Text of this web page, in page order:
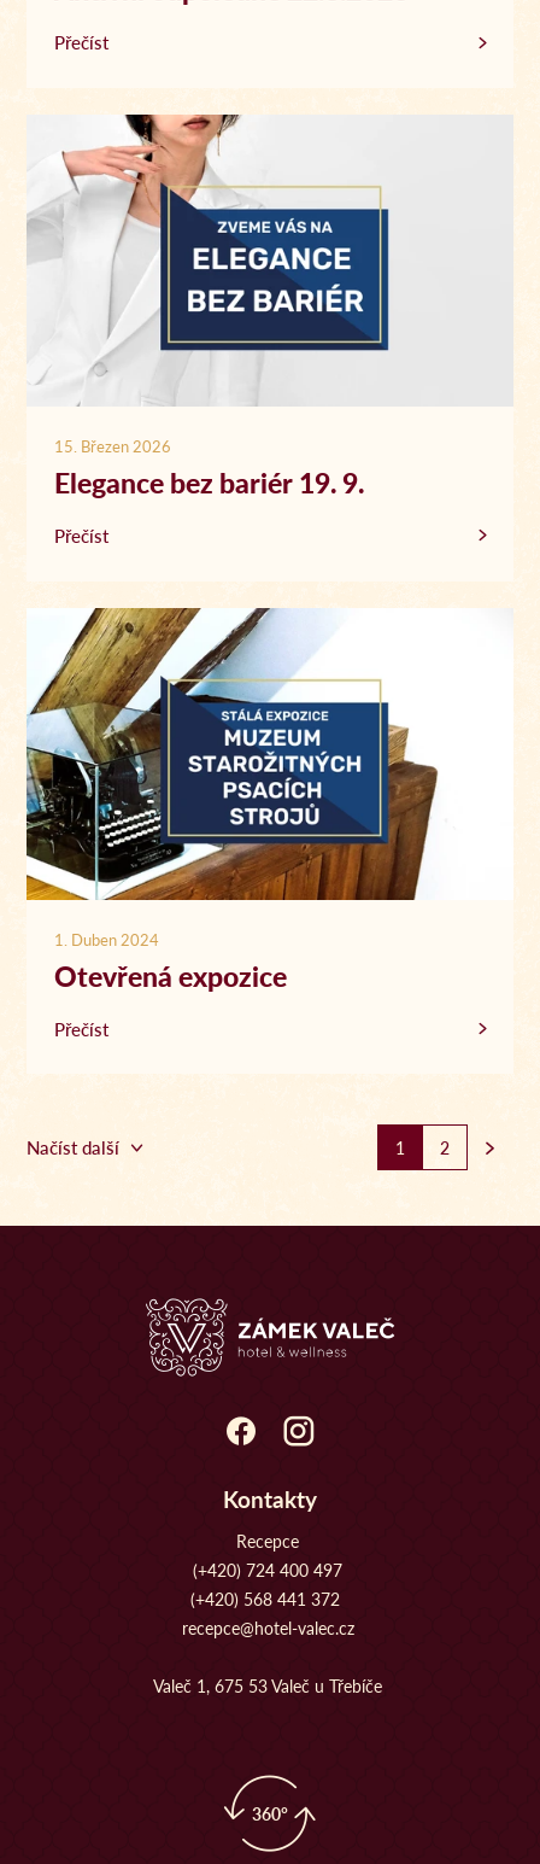
Přečíst
15. Březen 2026
Elegance bez bariér 19. 9.
Přečíst
1. Duben 2024
Otevřená expozice
Přečíst
Načíst další 1 2
Kontakty
Recepce
(+420) 724 400 497
(+420) 568 441 372
recepce@hotel-valec.cz
Valeč 1, 675 53 Valeč u Třebíče
360°